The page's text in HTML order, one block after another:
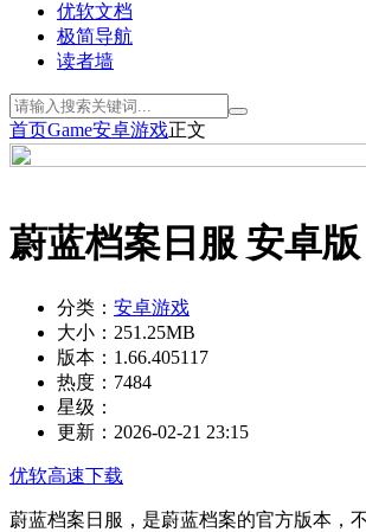
优软文档
极简导航
读者墙
首页Game安卓游戏正文
蔚蓝档案日服 安卓版
分类： 安卓游戏
大小： 251.25MB
版本： 1.66.405117
热度： 7484
星级：
更新： 2026-02-21 23:15
优软高速下载
蔚蓝档案日服，是蔚蓝档案的官方版本，